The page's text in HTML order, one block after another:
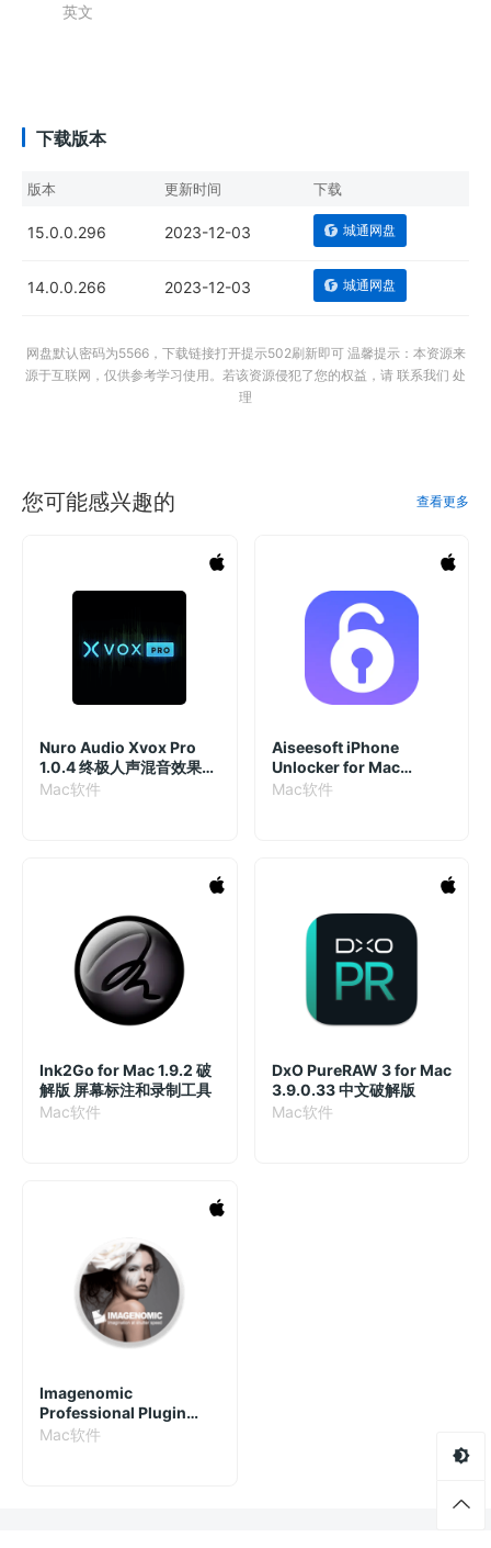
英文
下载版本
版本 更新时间 下载
15.0.0.296 2023-12-03 城通网盘
14.0.0.266 2023-12-03 城通网盘
网盘默认密码为5566，下载链接打开提示502刷新即可 温馨提示：本资源来
源于互联网，仅供参考学习使用。若该资源侵犯了您的权益，请 联系我们 处
理
您可能感兴趣的 查看更多
Nuro Audio Xvox Pro
1.0.4 终极人声混音效果器
插件
Mac软件
Aiseesoft iPhone
Unlocker for Mac
2.0.60.4678 破解版 苹果
Mac软件
Ink2Go for Mac 1.9.2 破
解版 屏幕标注和录制工具
Mac软件
DxO PureRAW 3 for Mac
3.9.0.33 中文破解版
Mac软件
Imagenomic
Professional Plugin
Suite For Adobe
Mac软件